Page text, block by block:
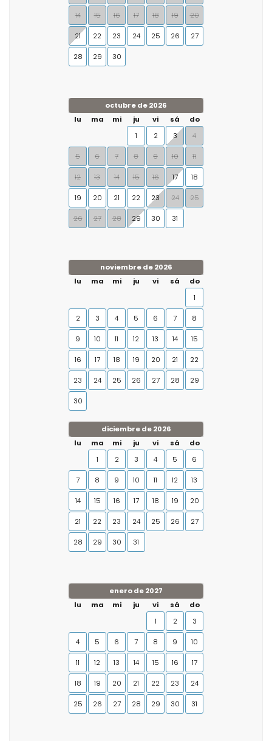
14 15 16 17 18 19 20
21 22 23 24 25 26 27
28 29 30
octubre de 2026
lu
ma mi ju vi sá
do
1
2 3 4
5 6 7 8 9 10 11
12 13 14 15 16 17 18
19 20 21 22 23 24 25
26 27 28 29 30 31
noviembre de 2026
lu
ma mi ju vi sá
do
1
2 3 4 5 6 7 8
9 10 11 12 13 14 15
16 17 18 19 20 21 22
23 24 25 26 27 28 29
30
diciembre de 2026
lu
ma mi ju vi sá
do
1
2 3 4 5 6
7 8 9 10 11 12 13
14 15 16 17 18 19 20
21 22 23 24 25 26 27
28 29 30 31
enero de 2027
lu
ma mi ju vi sá
do
1
2 3
4 5 6 7 8 9 10
11 12 13 14 15 16 17
18 19 20 21 22 23 24
25 26 27 28 29 30 31